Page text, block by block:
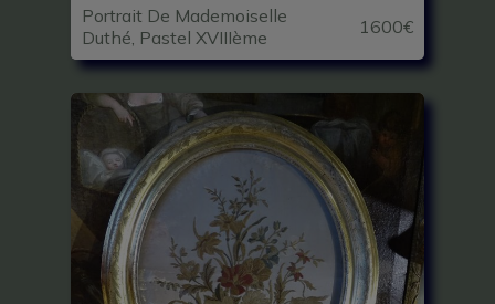
Portrait De Mademoiselle
Duthé, Pastel XVIIIème
1600€